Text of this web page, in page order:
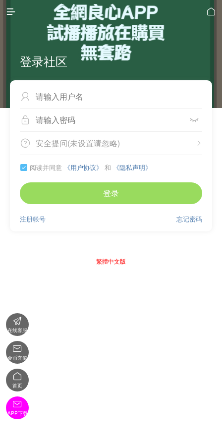
 
登录社区

 
 
安全提问(未设置请忽略)
 阅读并同意 《用户协议》 和 《隐私声明》
登录
忘记密码
注册帐号
繁體中文版

在线客服

金币充值

首页

APP下载